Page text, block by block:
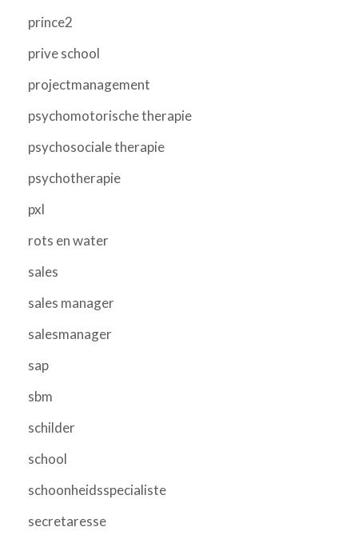
prince2
prive school
projectmanagement
psychomotorische therapie
psychosociale therapie
psychotherapie
pxl
rots en water
sales
sales manager
salesmanager
sap
sbm
schilder
school
schoonheidsspecialiste
secretaresse